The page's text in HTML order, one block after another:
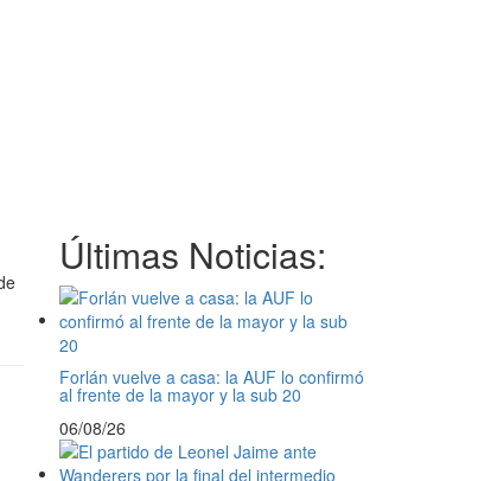
Últimas Noticias:
Forlán vuelve a casa: la AUF lo confirmó
al frente de la mayor y la sub 20
06/08/26